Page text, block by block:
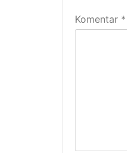
Komentar *